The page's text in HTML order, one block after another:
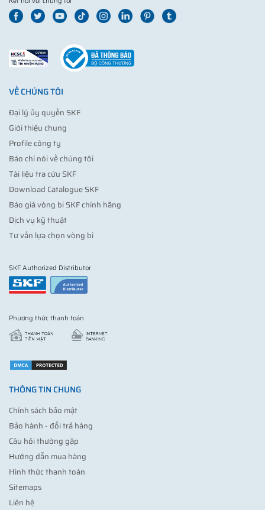
VỀ CHÚNG TÔI
Đại lý ủy quyền SKF
Giới thiệu chung
Profile công ty
Báo chí nói về chúng tôi
Tài liệu tra cứu SKF
Download Catalogue SKF
Báo giá vòng bi SKF chính hãng
Dịch vụ kỹ thuật
Tư vấn lựa chọn vòng bi
SKF Authorized Distributor
Phương thức thanh toán
THÔNG TIN CHUNG
Chính sách bảo mật
Bảo hành - đổi trả hàng
Câu hỏi thường gặp
Hướng dẫn mua hàng
Hình thức thanh toán
Sitemaps
Liên hệ